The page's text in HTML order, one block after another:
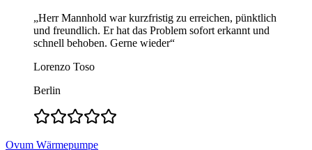
„Herr Mannhold war kurzfristig zu erreichen, pünktlich
und freundlich. Er hat das Problem sofort erkannt und
schnell behoben. Gerne wieder“
Lorenzo Toso
Berlin
Ovum Wärmepumpe